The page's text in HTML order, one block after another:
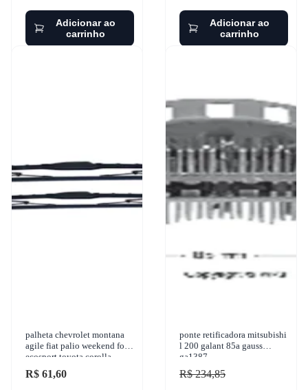
Adicionar ao
carrinho
Adicionar ao
carrinho
palheta chevrolet montana
agile fiat palio weekend ford
ecosport toyota corolla
1992-2018 granero - 22189
R$ 61,60
ponte retificadora mitsubishi
l 200 galant 85a gauss
ga1387
R$ 234,85